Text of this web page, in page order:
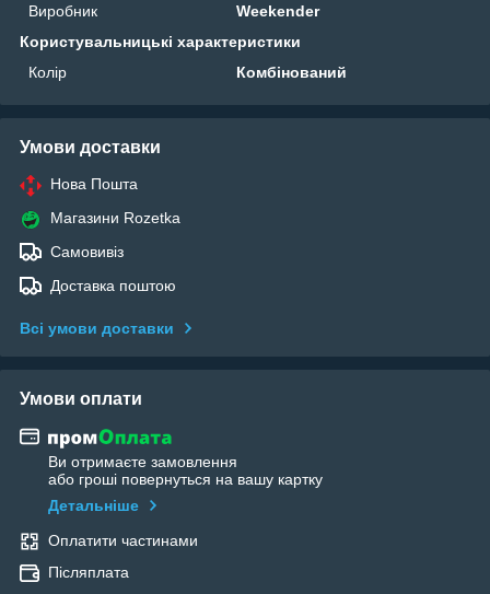
Виробник
Weekender
Користувальницькі характеристики
Колір
Комбінований
Умови доставки
Нова Пошта
Магазини Rozetka
Самовивіз
Доставка поштою
Всі умови доставки
Умови оплати
Ви отримаєте замовлення
або гроші повернуться на вашу картку
Детальніше
Оплатити частинами
Післяплата